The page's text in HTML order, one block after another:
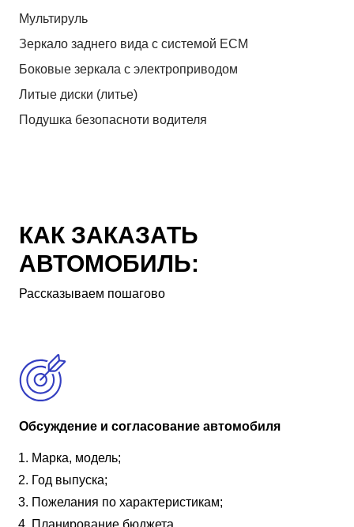
Мультируль
Зеркало заднего вида с системой ЕСМ
Боковые зеркала с электроприводом
Литые диски (литье)
Подушка безопасноти водителя
КАК ЗАКАЗАТЬ
АВТОМОБИЛЬ:
Рассказываем пошагово
Обсуждение и согласование автомобиля
Марка, модель;
Год выпуска;
Пожелания по характеристикам;
Планирование бюджета.